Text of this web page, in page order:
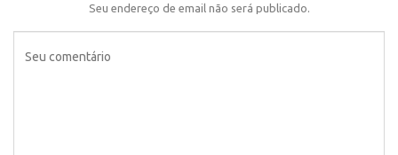
Seu endereço de email não será publicado.